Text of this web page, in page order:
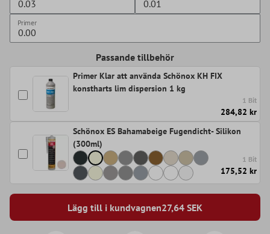
Primer
Passande tillbehör
Primer Klar att använda Schönox KH FIX
konstharts lim dispersion 1 kg
1 Bit
284,82 kr
Schönox ES Bahamabeige Fugendicht- Silikon
(300ml)
1 Bit
175,52 kr
Lägg till i kundvagnen27,64 SEK